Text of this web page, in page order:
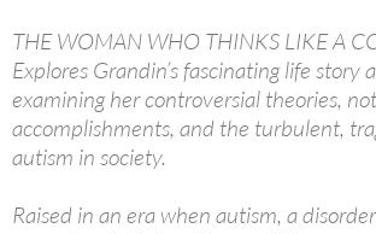
THE WOMAN WHO THINKS LIKE A
Explores Grandin’s fascinating life story
examining her controversial theories,
accomplishments, and the turbulent,
autism in society.
Raised in an era when autism, a